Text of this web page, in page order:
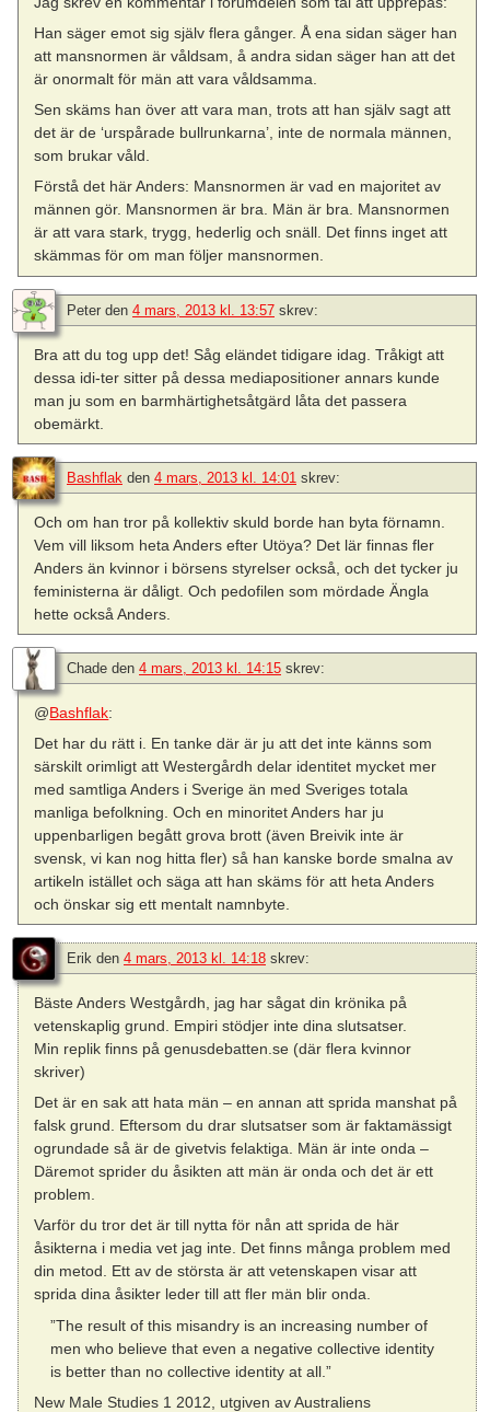
Han säger emot sig själv flera gånger. Å ena sidan säger han
att mansnormen är våldsam, å andra sidan säger han att det
är onormalt för män att vara våldsamma.
Sen skäms han över att vara man, trots att han själv sagt att
det är de ‘urspårade bullrunkarna’, inte de normala männen,
som brukar våld.
Förstå det här Anders: Mansnormen är vad en majoritet av
männen gör. Mansnormen är bra. Män är bra. Mansnormen
är att vara stark, trygg, hederlig och snäll. Det finns inget att
skämmas för om man följer mansnormen.
Peter den 4 mars, 2013 kl. 13:57 skrev:
Bra att du tog upp det! Såg eländet tidigare idag. Tråkigt att
dessa idi-ter sitter på dessa mediapositioner annars kunde
man ju som en barmhärtighetsåtgärd låta det passera
obemärkt.
Bashflak den 4 mars, 2013 kl. 14:01 skrev:
Och om han tror på kollektiv skuld borde han byta förnamn.
Vem vill liksom heta Anders efter Utöya? Det lär finnas fler
Anders än kvinnor i börsens styrelser också, och det tycker ju
feministerna är dåligt. Och pedofilen som mördade Ängla
hette också Anders.
Chade den 4 mars, 2013 kl. 14:15 skrev:
@Bashflak:
Det har du rätt i. En tanke där är ju att det inte känns som
särskilt orimligt att Westergårdh delar identitet mycket mer
med samtliga Anders i Sverige än med Sveriges totala
manliga befolkning. Och en minoritet Anders har ju
uppenbarligen begått grova brott (även Breivik inte är
svensk, vi kan nog hitta fler) så han kanske borde smalna av
artikeln istället och säga att han skäms för att heta Anders
och önskar sig ett mentalt namnbyte.
Erik den 4 mars, 2013 kl. 14:18 skrev:
Bäste Anders Westgårdh, jag har sågat din krönika på
vetenskaplig grund. Empiri stödjer inte dina slutsatser.
Min replik finns på genusdebatten.se (där flera kvinnor
skriver)
Det är en sak att hata män – en annan att sprida manshat på
falsk grund. Eftersom du drar slutsatser som är faktamässigt
ogrundade så är de givetvis felaktiga. Män är inte onda –
Däremot sprider du åsikten att män är onda och det är ett
problem.
Varför du tror det är till nytta för nån att sprida de här
åsikterna i media vet jag inte. Det finns många problem med
din metod. Ett av de största är att vetenskapen visar att
sprida dina åsikter leder till att fler män blir onda.
”The result of this misandry is an increasing number of
men who believe that even a negative collective identity
is better than no collective identity at all.”
New Male Studies 1 2012, utgiven av Australiens